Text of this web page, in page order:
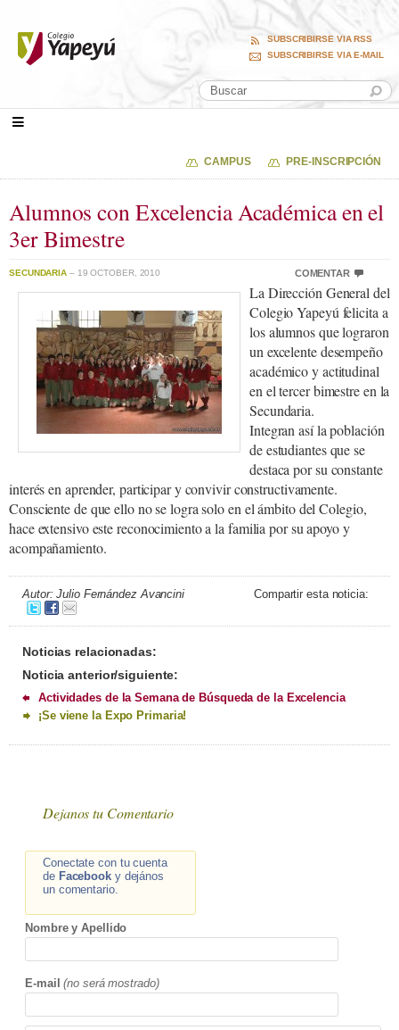
SUBSCRIBIRSE VIA RSS
SUBSCRIBIRSE VIA E-MAIL
CAMPUS PRE-INSCRIPCIÓN
Alumnos con Excelencia Académica en el
3er Bimestre
SECUNDARIA – 19 OCTOBER, 2010 COMENTAR
La Dirección General del
Colegio Yapeyú felicita a
los alumnos que lograron
un excelente desempeño
académico y actitudinal
en el tercer bimestre en la
Secundaria.
Integran así la población
de estudiantes que se
destaca por su constante
interés en aprender, participar y convivir constructivamente.
Consciente de que ello no se logra solo en el ámbito del Colegio,
hace extensivo este reconocimiento a la familia por su apoyo y
acompañamiento.
Autor: Julio Fernández Avancini Compartir esta noticia:
Noticias relacionadas:
Noticia anterior/siguiente:
Actividades de la Semana de Búsqueda de la Excelencia
¡Se viene la Expo Primaria!
Dejanos tu Comentario
Conectate con tu cuenta
de Facebooky dejános
un comentario.
Nombre y Apellido
E-mail (no será mostrado)